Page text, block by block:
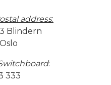
address:
Blindern
:
333